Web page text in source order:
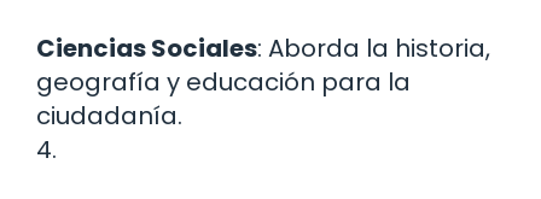
Ciencias Sociales: Aborda la historia,
geografía y educación para la
ciudadanía.
4.